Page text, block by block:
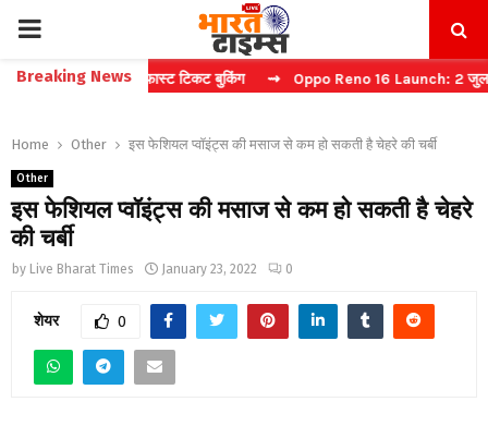
PRIMARY
MENU
Breaking News
कैप्चा करें फास्ट टिकट बुकिंग ⇝ Oppo Reno 16 Launch: 2 जुलाई को
Home Other इस फेशियल प्वॉइंट्स की मसाज से कम हो सकती है चेहरे की चर्बी
Other
इस फेशियल प्वॉइंट्स की मसाज से कम हो सकती है चेहरे
की चर्बी
by Live Bharat Times January 23, 2022 0
शेयर 0